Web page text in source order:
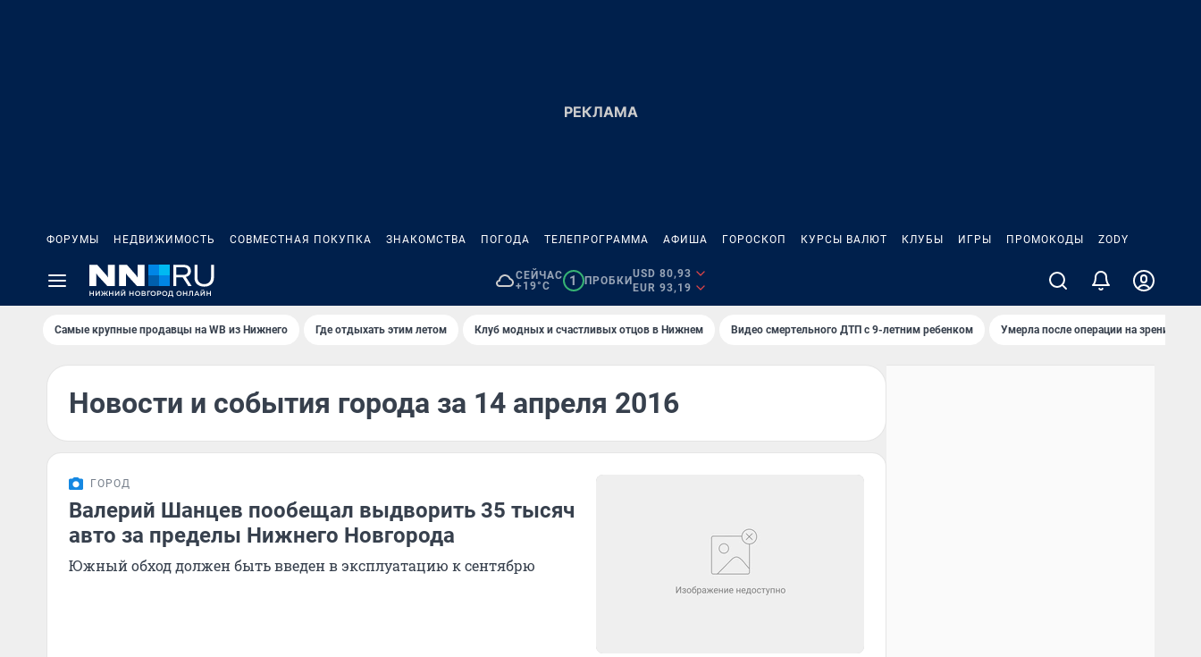
ФОРУМЫ НЕДВИЖИМОСТЬ СОВМЕСТНАЯ ПОКУПКА ЗНАКОМСТВА ПОГОДА ТЕЛЕПРОГРАММА АФИША ГОРОСКОП КУРСЫ ВАЛЮТ КЛУБЫ ИГРЫ ПРОМОКОДЫ ZODY
СЕЙЧАС
+19°C
1 ПРОБКИ
USD 80,93
EUR 93,19
Самые крупные продавцы на WB из Нижнего Где отдыхать этим летом Клуб модных и счастливых отцов в Нижнем Видео смертельного ДТП с 9-летним ребенком Умерла после операции на зрение
Новости и события города за 14 апреля 2016
ГОРОД
Валерий Шанцев пообещал выдворить 35 тысяч
авто за пределы Нижнего Новгорода
Южный обход должен быть введен в эксплуатацию к сентябрю